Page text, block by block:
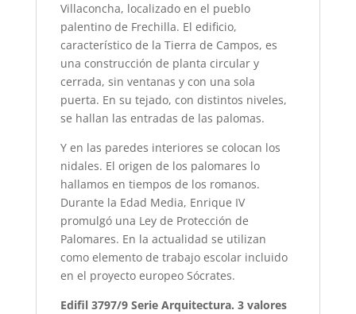
Villaconcha, localizado en el pueblo
palentino de Frechilla. El edificio,
característico de la Tierra de Campos, es
una construcción de planta circular y
cerrada, sin ventanas y con una sola
puerta. En su tejado, con distintos niveles,
se hallan las entradas de las palomas.
Y en las paredes interiores se colocan los
nidales. El origen de los palomares lo
hallamos en tiempos de los romanos.
Durante la Edad Media, Enrique IV
promulgó una Ley de Protección de
Palomares. En la actualidad se utilizan
como elemento de trabajo escolar incluido
en el proyecto europeo Sócrates.
Edifil 3797/9 Serie Arquitectura. 3 valores